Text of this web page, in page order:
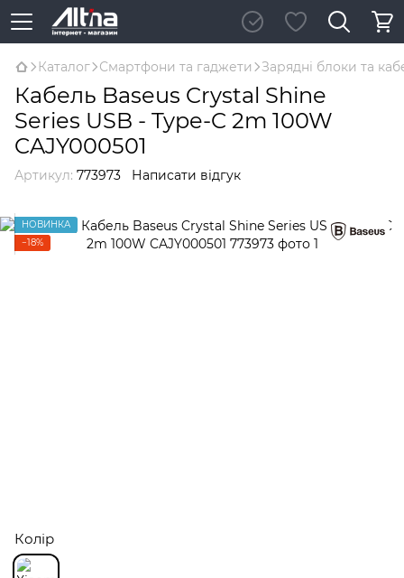
Каталог Смартфони та гаджети Зарядні блоки та
Кабель Baseus Crystal Shine
Series USB - Type-C 2m 100W
CAJY000501
Артикул: 773973 Написати відгук
НОВИНКА
−18%
Колір